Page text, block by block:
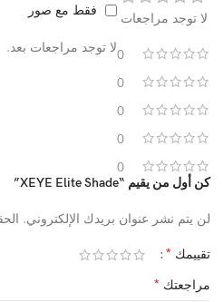
لا توجد مراجعات
0
0
0
0
0
فقط مع صور
لا توجد مراجعات بعد.
كن أول من يقيم “XEYE Elite Shade”
لن يتم نشر عنوان بريدك الإلكتروني.
تقييمك *
مراجعتك *